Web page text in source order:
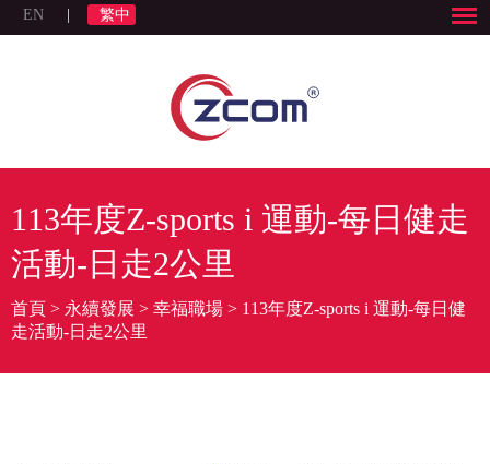
EN 繁中
113年度Z-sports i 運動-每日健走
活動-日走2公里
首頁 > 永續發展 > 幸福職場 > 113年度Z-sports i 運動-每日健
走活動-日走2公里